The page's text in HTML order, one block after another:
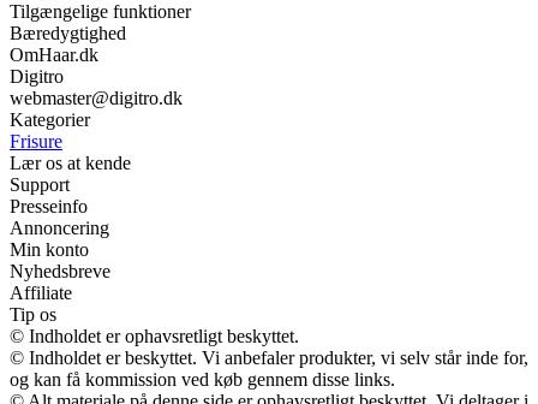
Tilgængelige funktioner
Bæredygtighed
OmHaar.dk
Digitro
webmaster@digitro.dk
Kategorier
Frisure
Lær os at kende
Support
Presseinfo
Annoncering
Min konto
Nyhedsbreve
Affiliate
Tip os
© Indholdet er ophavsretligt beskyttet.
© Indholdet er beskyttet. Vi anbefaler produkter, vi selv står inde for,
og kan få kommission ved køb gennem disse links.